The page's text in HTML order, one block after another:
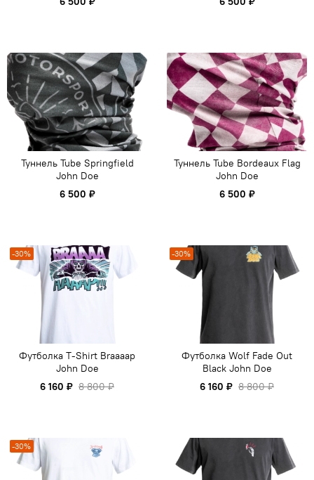
Туннель Tube Springfield
John Doe
6 500 ₽
Туннель Tube Bordeaux Flag
John Doe
6 500 ₽
-30%
Футболка T-Shirt Braaaap
John Doe
6 160 ₽ 8 800 ₽
-30%
Футболка Wolf Fade Out
Black John Doe
6 160 ₽ 8 800 ₽
-30%